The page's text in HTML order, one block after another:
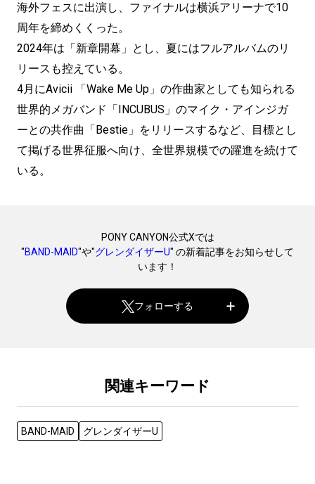
海外フェスに出演し、ファイナルは横浜アリーナで10
周年を締めくくった。
2024年は「新章開幕」とし、夏にはフルアルバムのリ
リースも控えている。
4月にAvicii 「Wake Me Up」の作曲家としても知られる
世界的メガバンド「INCUBUS」のマイク・アインジガ
ーとの共作曲「Bestie」をリリースするなど、目標とし
て掲げる世界征服へ向け、全世界規模での躍進を続けて
いる。
PONY CANYON公式Xでは
"BAND-MAID"や"グレンダイザーU" の新着記事をお知らせして
います！
フォローする
関連キーワード
BAND-MAID グレンダイザーU